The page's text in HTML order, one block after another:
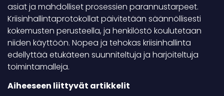
asiat ja mahdolliset prosessien parannustarpeet.
Kriisinhallintaprotokollat päivitetään säännöllisesti
kokemusten perusteella, ja henkilöstö koulutetaan
niiden käyttöön. Nopea ja tehokas kriisinhallinta
edellyttää etukäteen suunniteltuja ja harjoiteltuja
toimintamalleja.
Aiheeseen liittyvät artikkelit